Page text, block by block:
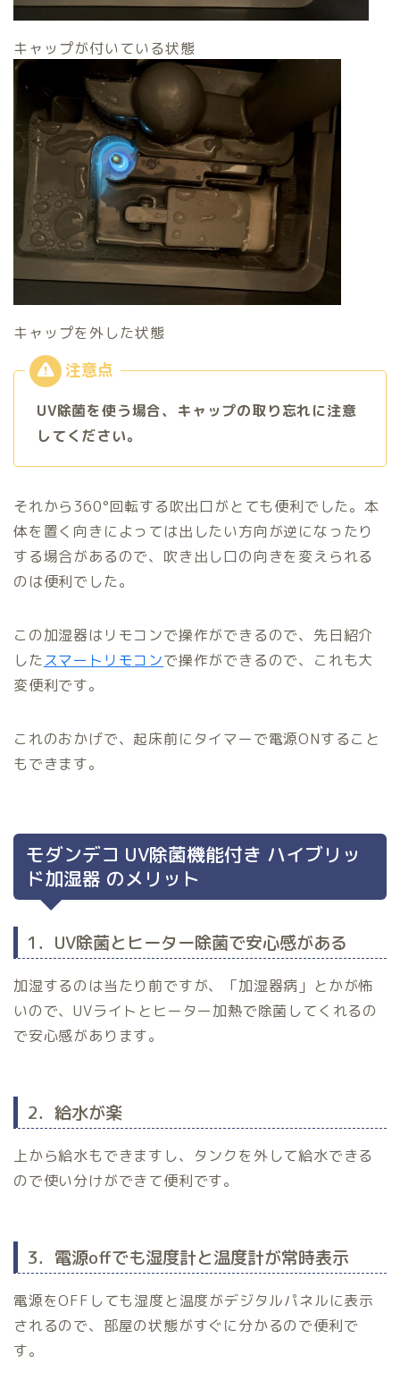
キャップが付いている状態
キャップを外した状態
UV除菌を使う場合、キャップの取り忘れに注意
してください。
それから360°回転する吹出口がとても便利でした。本
体を置く向きによっては出したい方向が逆になったり
する場合があるので、吹き出し口の向きを変えられる
のは便利でした。
この加湿器はリモコンで操作ができるので、先日紹介
したスマートリモコンで操作ができるので、これも大
変便利です。
これのおかげで、起床前にタイマーで電源ONすること
もできます。
モダンデコ UV除菌機能付き ハイブリッ
ド加湿器 のメリット
1．UV除菌とヒーター除菌で安心感がある
加湿するのは当たり前ですが、「加湿器病」とかが怖
いので、UVライトとヒーター加熱で除菌してくれるの
で安心感があります。
2．給水が楽
上から給水もできますし、タンクを外して給水できる
ので使い分けができて便利です。
3．電源offでも湿度計と温度計が常時表示
電源をOFFしても湿度と温度がデジタルパネルに表示
されるので、部屋の状態がすぐに分かるので便利で
す。